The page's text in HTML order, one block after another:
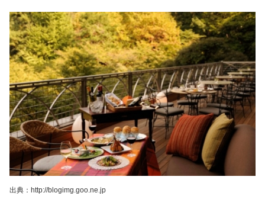
出典：http://blogimg.goo.ne.jp